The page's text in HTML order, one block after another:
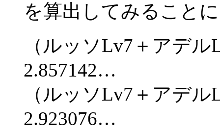
を算出してみること
（ルッソLv7＋アデ
2.857142…
（ルッソLv7＋アデ
2.923076…